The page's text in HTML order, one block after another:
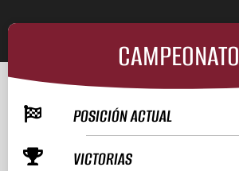
CAMPEONATO
POSICIÓN ACTUAL
VICTORIAS